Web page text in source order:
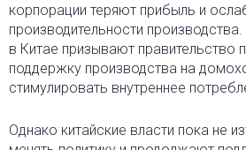
корпорации теряют прибыль и
производительности
в Китае призывают правительство
поддержку производства на
стимулировать внутреннее
Однако китайские власти пока не